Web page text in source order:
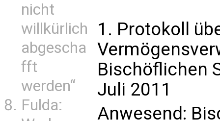
nicht
willkürlich
abgescha
fft
werden“
Fulda:
1. Protokoll
Bischöflichen
Juli 2011
Anwesend: